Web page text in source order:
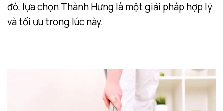
đó, lựa chọn Thành Hưng là một giải pháp hợp lý
và tối ưu trong lúc này.